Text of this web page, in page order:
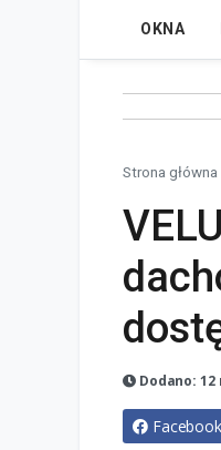
OKNA
Strona główna
Dodano: 12
Facebook